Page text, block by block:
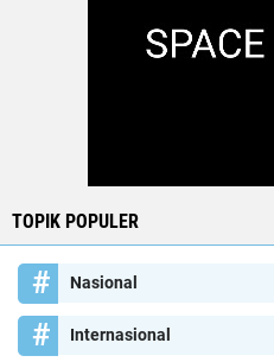
TOPIK POPULER
Nasional
Internasional